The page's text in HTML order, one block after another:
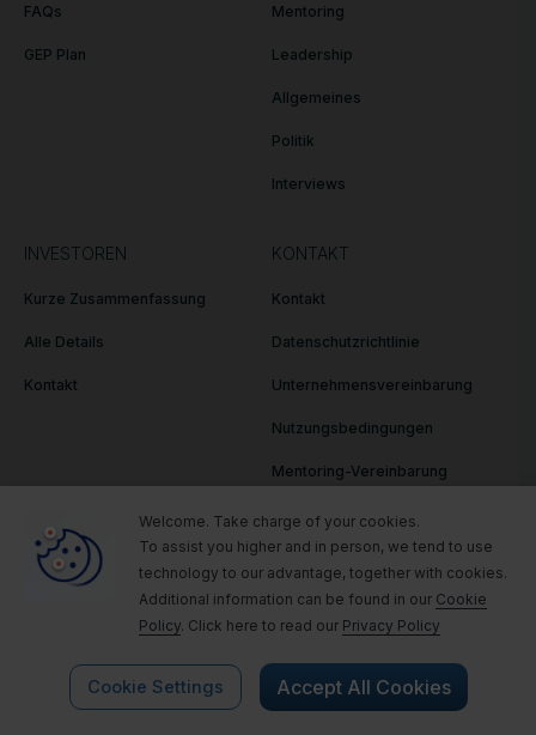
FAQs
GEP Plan
Mentoring
Leadership
Allgemeines
Politik
Interviews
INVESTOREN
Kurze Zusammenfassung
Alle Details
Kontakt
KONTAKT
Kontakt
Datenschutzrichtlinie
Unternehmensvereinbarung
Nutzungsbedingungen
Mentoring-Vereinbarung
Genehmigung
Bleib auf dem Laufenden und melde dich für
Welcome. Take charge of your cookies.
To assist you higher and in person, we tend to use
technology to our advantage, together with cookies.
Additional information can be found in our Cookie
Policy. Click here to read our Privacy Policy
Cookie Settings Accept All Cookies